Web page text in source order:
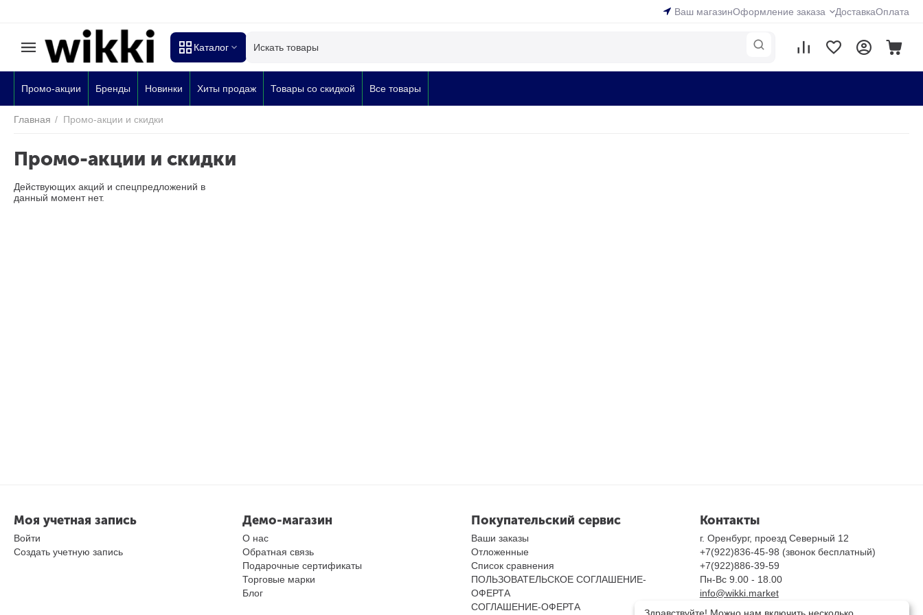
Ваш магазинОформление заказа ДоставкаОплата
Каталог
Промо-акции Бренды Новинки Хиты продаж Товары со скидкой Все товары
Главная / Промо-акции и скидки
Промо-акции и скидки
Действующих акций и спецпредложений в
данный момент нет.
Моя учетная запись
Войти
Создать учетную запись
Демо-магазин
О нас
Обратная связь
Подарочные сертификаты
Торговые марки
Блог
Покупательский сервис
Ваши заказы
Отложенные
Список сравнения
ПОЛЬЗОВАТЕЛЬСКОЕ СОГЛАШЕНИЕ-
ОФЕРТА
СОГЛАШЕНИЕ-ОФЕРТА
Контакты
г. Оренбург, проезд Северный 12
+7(922)836-45-98 (звонок бесплатный)
+7(922)886-39-59
Пн-Вс 9.00 - 18.00
info@wikki.market